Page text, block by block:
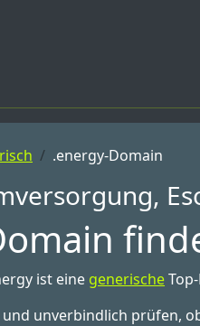
.energy-Domain
ist eine generische
und unverbindlich prüfen,